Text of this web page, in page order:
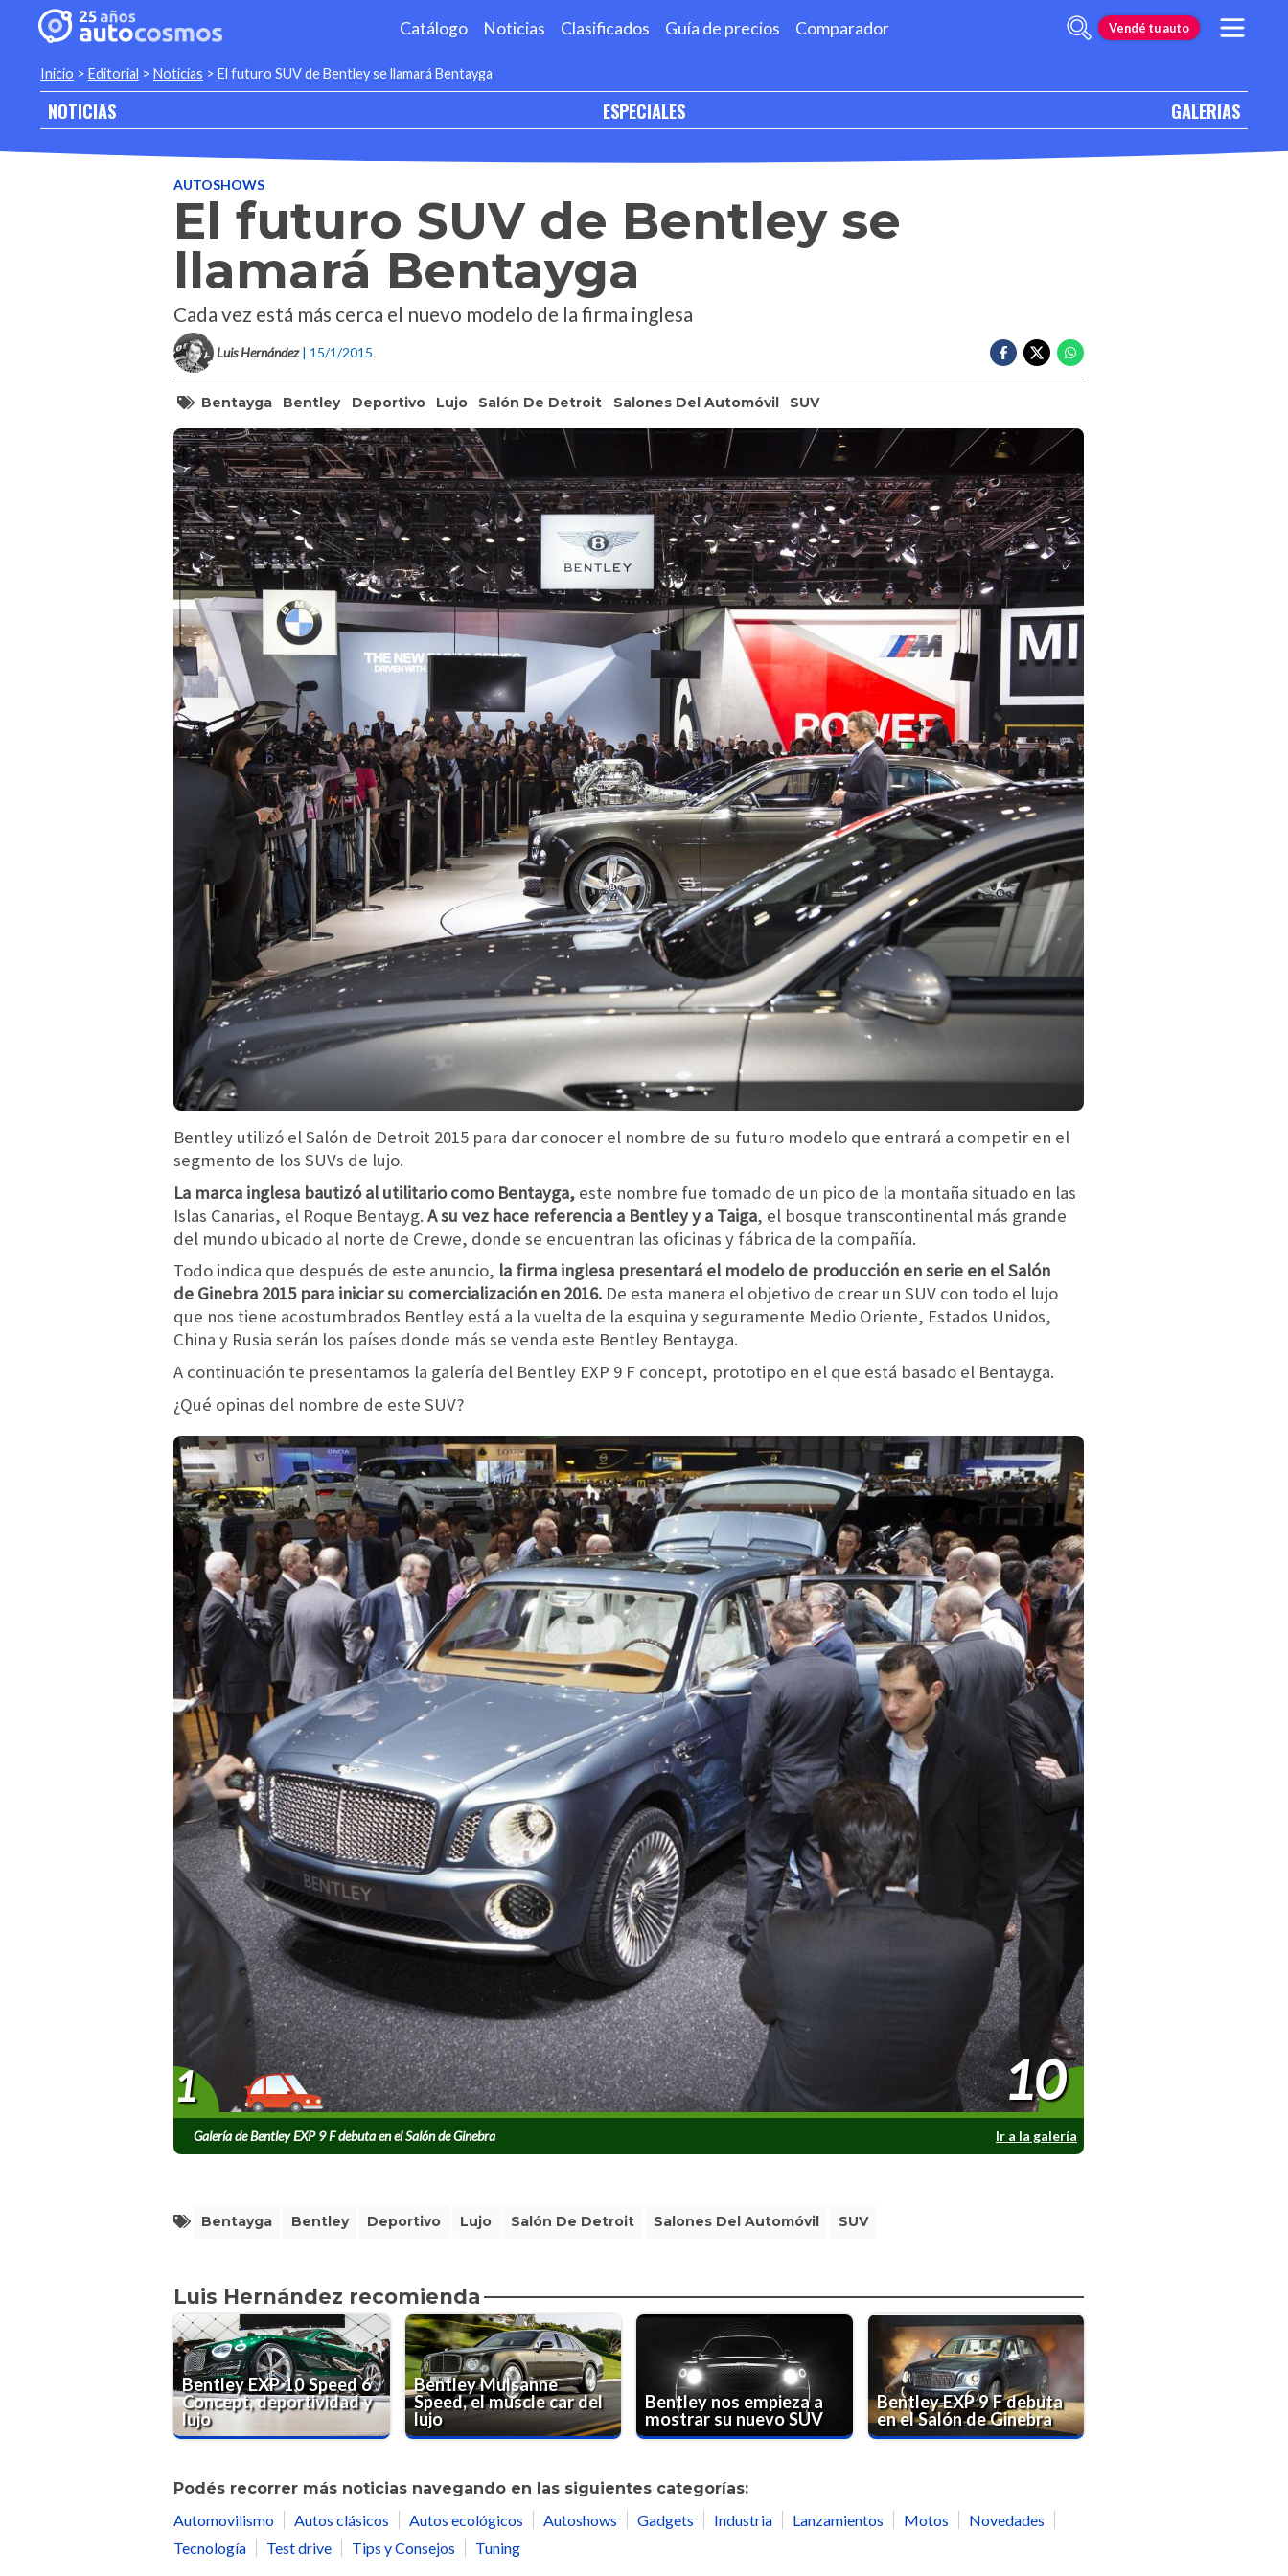
Catálogo Noticias Clasificados Guía de precios Comparador Vendé tu auto
Inicio > Editorial > Noticias > El futuro SUV de Bentley se llamará Bentayga
NOTICIAS ESPECIALES GALERIAS
AUTOSHOWS
El futuro SUV de Bentley se
llamará Bentayga
Cada vez está más cerca el nuevo modelo de la firma inglesa
Luis Hernández | 15/1/2015
Bentayga Bentley Deportivo Lujo Salón De Detroit Salones Del Automóvil SUV
Bentley utilizó el Salón de Detroit 2015 para dar conocer el nombre de su futuro modelo que entrará a competir en el
segmento de los SUVs de lujo.
La marca inglesa bautizó al utilitario como Bentayga, este nombre fue tomado de un pico de la montaña situado en las
Islas Canarias, el Roque Bentayg. A su vez hace referencia a Bentley y a Taiga, el bosque transcontinental más grande
del mundo ubicado al norte de Crewe, donde se encuentran las oficinas y fábrica de la compañía.
Todo indica que después de este anuncio, la firma inglesa presentará el modelo de producción en serie en el Salón
de Ginebra 2015para iniciar su comercialización en 2016. De esta manera el objetivo de crear un SUV con todo el lujo
que nos tiene acostumbrados Bentley está a la vuelta de la esquina y seguramente Medio Oriente, Estados Unidos,
China y Rusia serán los países donde más se venda este Bentley Bentayga.
A continuación te presentamos la galería del Bentley EXP 9 F concept, prototipo en el que está basado el Bentayga.
¿Qué opinas del nombre de este SUV?
Galería de Bentley EXP 9 F debuta en el Salón de Ginebra Ir a la galería
1 10
Bentayga Bentley Deportivo Lujo Salón De Detroit Salones Del Automóvil SUV
Luis Hernández recomienda
Bentley EXP 10 Speed 6
Concept, deportividad y
lujo
Bentley Mulsanne
Speed, el muscle car del
lujo
Bentley nos empieza a
mostrar su nuevo SUV
Bentley EXP 9 F debuta
en el Salón de Ginebra
Podés recorrer más noticias navegando en las siguientes categorías:
Automovilismo
Autos clásicos Autos ecológicos Autoshows Gadgets Industria Lanzamientos Motos
Novedades
Tecnología
Test drive Tips y Consejos Tuning